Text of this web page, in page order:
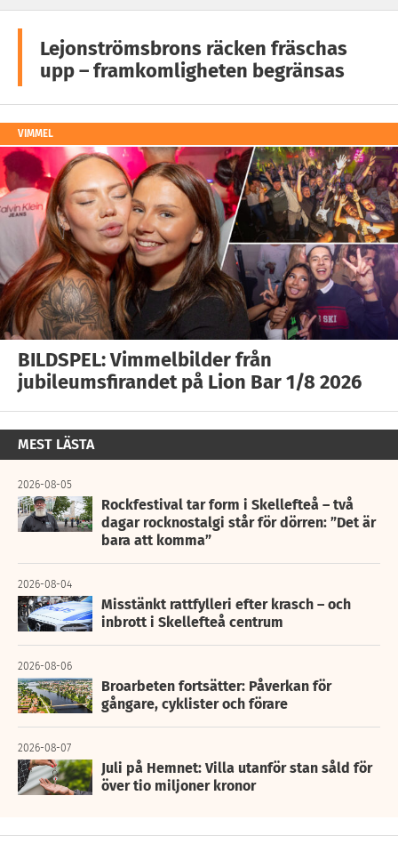
Lejonströmsbrons räcken fräschas
upp – framkomligheten begränsas
VIMMEL
BILDSPEL: Vimmelbilder från
jubileumsfirandet på Lion Bar 1/8 2026
MEST LÄSTA
2026-08-05
Rockfestival tar form i Skellefteå – två
dagar rocknostalgi står för dörren: ”Det är
bara att komma”
2026-08-04
Misstänkt rattfylleri efter krasch – och
inbrott i Skellefteå centrum
2026-08-06
Broarbeten fortsätter: Påverkan för
gångare, cyklister och förare
2026-08-07
Juli på Hemnet: Villa utanför stan såld för
över tio miljoner kronor